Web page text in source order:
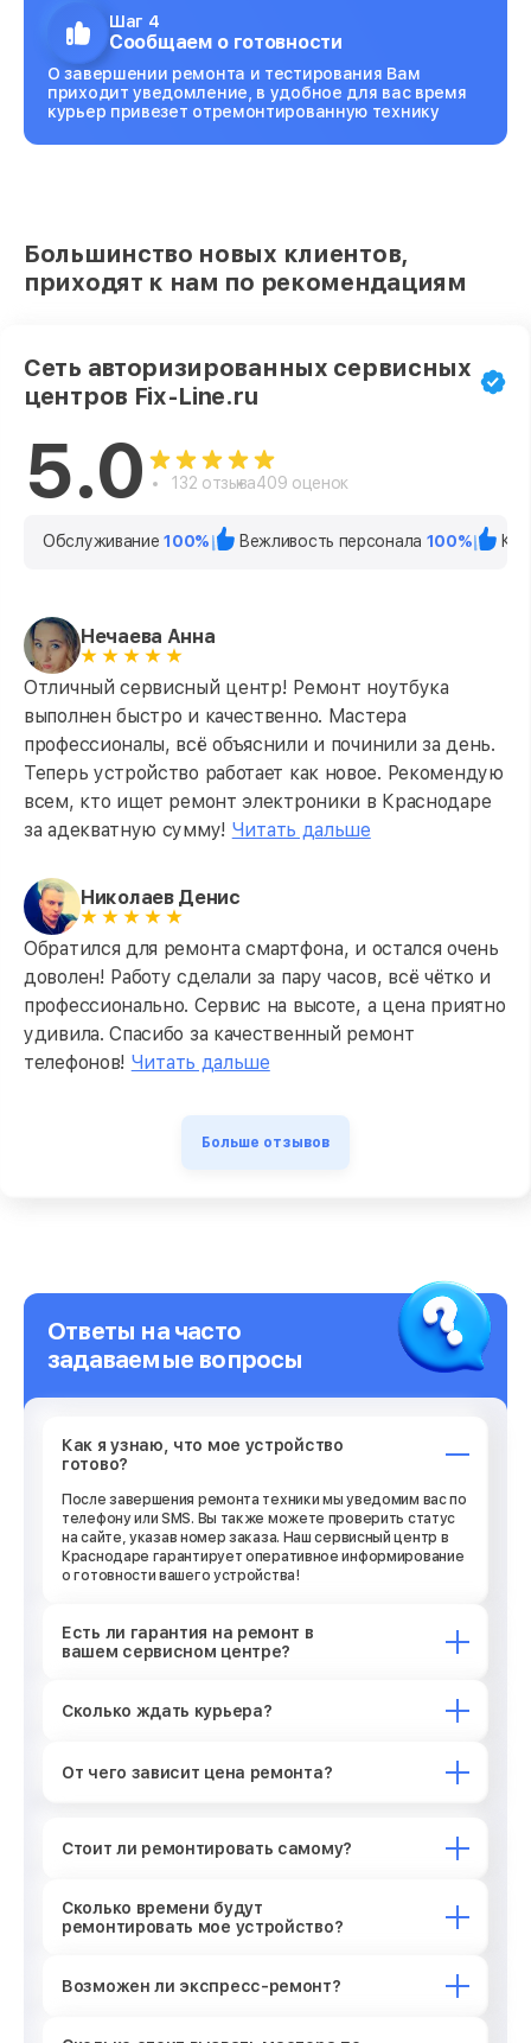
Шаг 4
Сообщаем о готовности
О завершении ремонта и тестирования Вам
приходит уведомление, в удобное для вас время
курьер привезет отремонтированную технику
Большинство новых клиентов,
приходят к нам по рекомендациям
Сеть авторизированных сервисных
центров Fix-Line.ru
5.0 132 отзыва409 оценок
Обслуживание100% Вежливость персонала 100%
Нечаева Анна
Отличный сервисный центр! Ремонт ноутбука
выполнен быстро и качественно. Мастера
профессионалы, всё объяснили и починили за день.
Теперь устройство работает как новое. Рекомендую
всем, кто ищет ремонт электроники в Краснодаре
за адекватную сумму! Читать дальше
Николаев Денис
Обратился для ремонта смартфона, и остался очень
доволен! Работу сделали за пару часов, всё чётко и
профессионально. Сервис на высоте, а цена приятно
удивила. Спасибо за качественный ремонт
телефонов! Читать дальше
Больше отзывов
Ответы на часто
задаваемые вопросы
Как я узнаю, что мое устройство
готово?
После завершения ремонта техники мы уведомим вас по
телефону или SMS. Вы также можете проверить статус
на сайте, указав номер заказа. Наш сервисный центр в
Краснодаре гарантирует оперативное информирование
о готовности вашего устройства!
Есть ли гарантия на ремонт в
вашем сервисном центре?
Сколько ждать курьера?
От чего зависит цена ремонта?
Стоит ли ремонтировать самому?
Сколько времени будут
ремонтировать мое устройство?
Возможен ли экспресс-ремонт?